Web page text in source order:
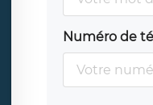
Numéro de